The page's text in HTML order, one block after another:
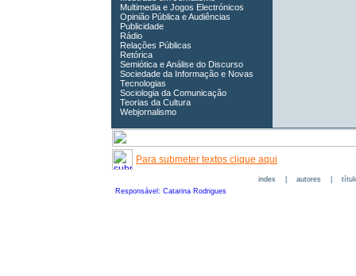
Multimedia e Jogos Electrónicos
Opinião Pública e Audiências
Publicidade
Rádio
Relações Públicas
Retórica
Semiótica e Análise do Discurso
Sociedade da Informação e Novas
Tecnologias
Sociologia da Comunicação
Teorias da Cultura
Webjornalismo
Para submeter textos clique aqui
index| autores|